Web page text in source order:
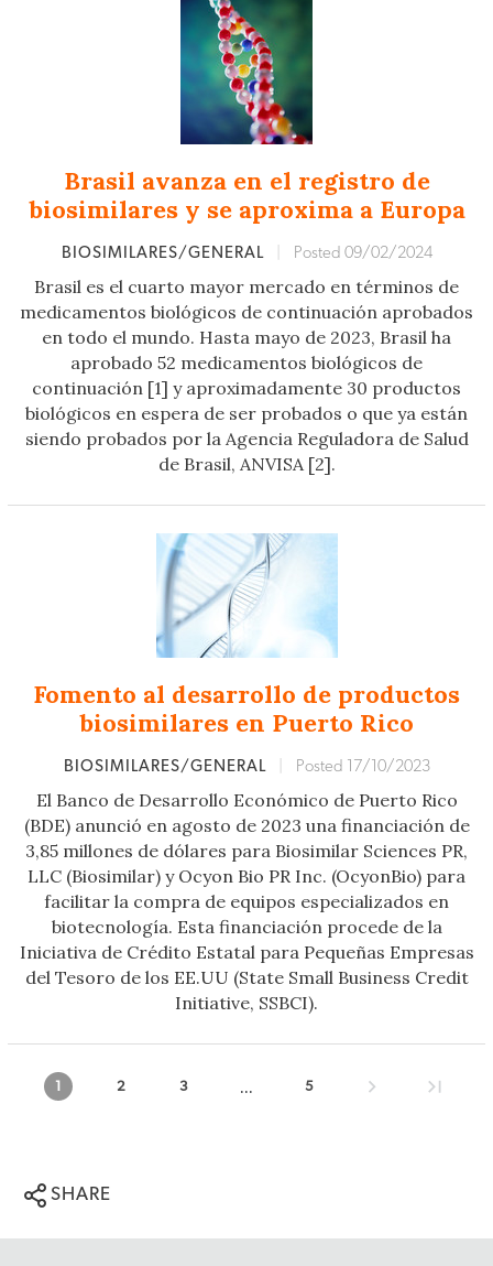
Brasil avanza en el registro de
biosimilares y se aproxima a Europa
BIOSIMILARES/GENERAL Posted 09/02/2024
Brasil es el cuarto mayor mercado en términos de
medicamentos biológicos de continuación aprobados
en todo el mundo. Hasta mayo de 2023, Brasil ha
aprobado 52 medicamentos biológicos de
continuación [1] y aproximadamente 30 productos
biológicos en espera de ser probados o que ya están
siendo probados por la Agencia Reguladora de Salud
de Brasil, ANVISA [2].
Fomento al desarrollo de productos
biosimilares en Puerto Rico
BIOSIMILARES/GENERAL Posted 17/10/2023
El Banco de Desarrollo Económico de Puerto Rico
(BDE) anunció en agosto de 2023 una financiación de
3,85 millones de dólares para Biosimilar Sciences PR,
LLC (Biosimilar) y Ocyon Bio PR Inc. (OcyonBio) para
facilitar la compra de equipos especializados en
biotecnología. Esta financiación procede de la
Iniciativa de Crédito Estatal para Pequeñas Empresas
del Tesoro de los EE.UU (State Small Business Credit
Initiative, SSBCI).
1 2 3 ... 5
SHARE